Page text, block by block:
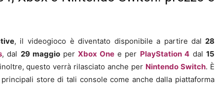
, il videogioco è diventato disponibile a partire dal 28
, dal 29 maggio per Xbox One e per PlayStation 4 dal 15
questo verrà rilasciato anche per Nintendo Switch. È
store di tali console come anche dalla piattaforma